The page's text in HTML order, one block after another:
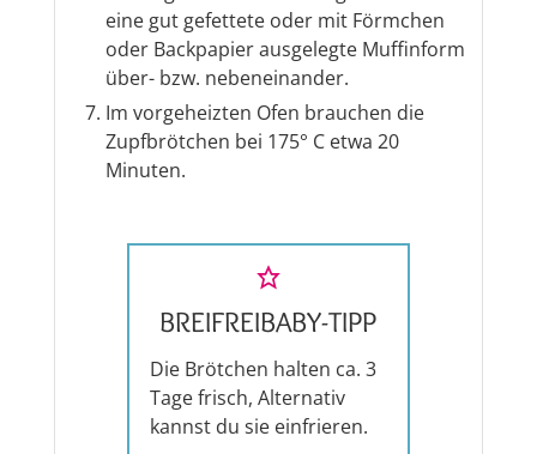
eine gut gefettete oder mit Förmchen
oder Backpapier ausgelegte Muffinform
über- bzw. nebeneinander.
Im vorgeheizten Ofen brauchen die
Zupfbrötchen bei 175° C etwa 20
Minuten.
BREIFREIBABY-TIPP
Die Brötchen halten ca. 3
Tage frisch, Alternativ
kannst du sie einfrieren.